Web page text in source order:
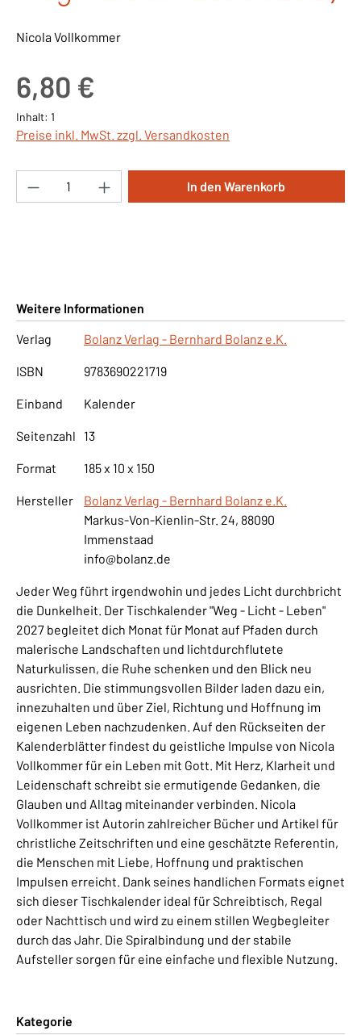
Nicola Vollkommer
6,80 €
Inhalt: 1
Preise inkl. MwSt. zzgl. Versandkosten
Produkt Anzahl: Gib den gewünschten
In den Warenkorb
Weitere Informationen
Verlag
Bolanz Verlag - Bernhard Bolanz e.K.
ISBN 9783690221719
Einband Kalender
Seitenzahl 13
Format 185 x 10 x 150
Hersteller
Bolanz Verlag - Bernhard Bolanz e.K.
Markus-Von-Kienlin-Str. 24, 88090
Immenstaad
info@bolanz.de
Jeder Weg führt irgendwohin und jedes Licht durchbricht
die Dunkelheit. Der Tischkalender "Weg - Licht - Leben"
2027 begleitet dich Monat für Monat auf Pfaden durch
malerische Landschaften und lichtdurchflutete
Naturkulissen, die Ruhe schenken und den Blick neu
ausrichten. Die stimmungsvollen Bilder laden dazu ein,
innezuhalten und über Ziel, Richtung und Hoffnung im
eigenen Leben nachzudenken. Auf den Rückseiten der
Kalenderblätter findest du geistliche Impulse von Nicola
Vollkommer für ein Leben mit Gott. Mit Herz, Klarheit und
Leidenschaft schreibt sie ermutigende Gedanken, die
Glauben und Alltag miteinander verbinden. Nicola
Vollkommer ist Autorin zahlreicher Bücher und Artikel für
christliche Zeitschriften und eine geschätzte Referentin,
die Menschen mit Liebe, Hoffnung und praktischen
Impulsen erreicht. Dank seines handlichen Formats eignet
sich dieser Tischkalender ideal für Schreibtisch, Regal
oder Nachttisch und wird zu einem stillen Wegbegleiter
durch das Jahr. Die Spiralbindung und der stabile
Aufsteller sorgen für eine einfache und flexible Nutzung.
Kategorie